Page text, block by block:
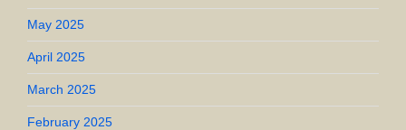
May 2025
April 2025
March 2025
February 2025